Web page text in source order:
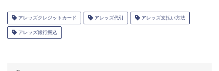
アレッズクレジットカード アレッズ代引 アレッズ支払い方法
アレッズ銀行振込